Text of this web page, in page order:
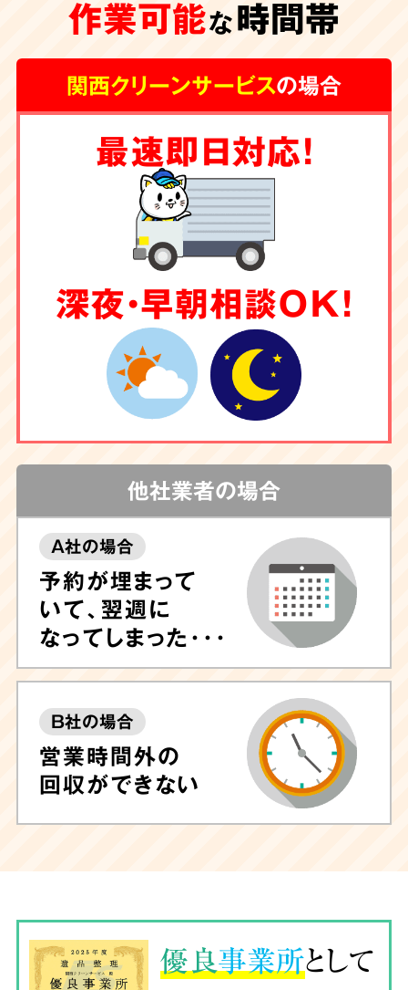
作業可能な時間帯
関西クリーンサービスの場合
最速即日対応！
深夜・早朝相談OK！
他社業者の場合
A社の場合
予約が埋まって
いて、翌週に
なってしまった･･･
B社の場合
営業時間外の
回収ができない
優良事業所として